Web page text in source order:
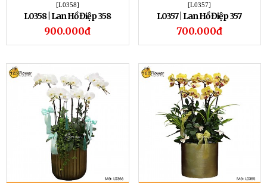
[L0358]
L0358 | Lan Hồ Điệp 358
900.000đ
[L0357]
L0357 | Lan Hồ Điệp 357
700.000đ